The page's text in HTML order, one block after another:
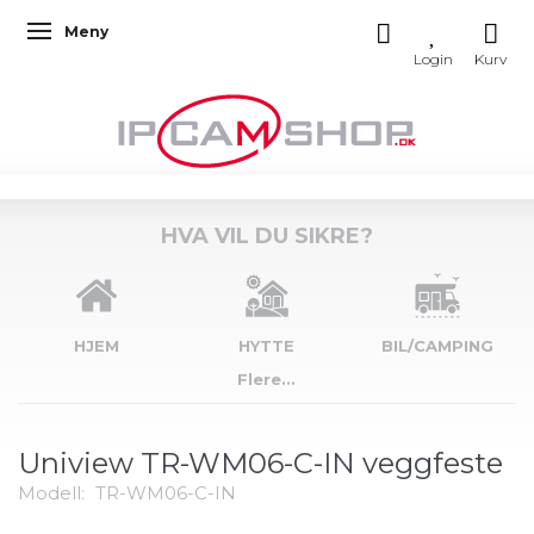
Veksle navigasjon
Meny
HVA VIL DU SIKRE?
HJEM HYTTE
BIL/CAMPING
Flere...
Uniview TR-WM06-C-IN veggfeste
Modell: TR-WM06-C-IN